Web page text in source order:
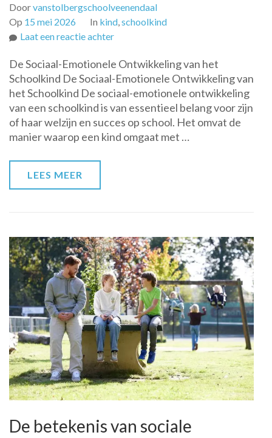
Doorvanstolbergschoolveenendaal
Op 15 mei 2026 In kind,schoolkind
Laat een reactie achterop
Belangrijkheid
van
de
Sociaal-
Emotionele
Ontwikkeling
De Sociaal-Emotionele Ontwikkeling van het
Schoolkind De Sociaal-Emotionele Ontwikkeling van
het Schoolkind De sociaal-emotionele ontwikkeling
van een schoolkind is van essentieel belang voor zijn
of haar welzijn en succes op school. Het omvat de
manier waarop een kind omgaat met …
LEES MEER
De betekenis van sociale